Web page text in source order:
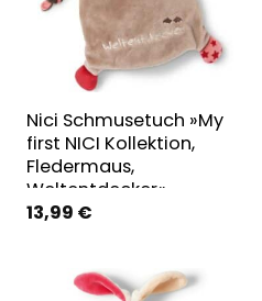
Nici Schmusetuch »My
first NICI Kollektion,
Fledermaus,
Weltentdecker«
13,99 €